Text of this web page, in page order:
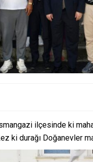
ilçesinde ki
ki durağı Doğanevler